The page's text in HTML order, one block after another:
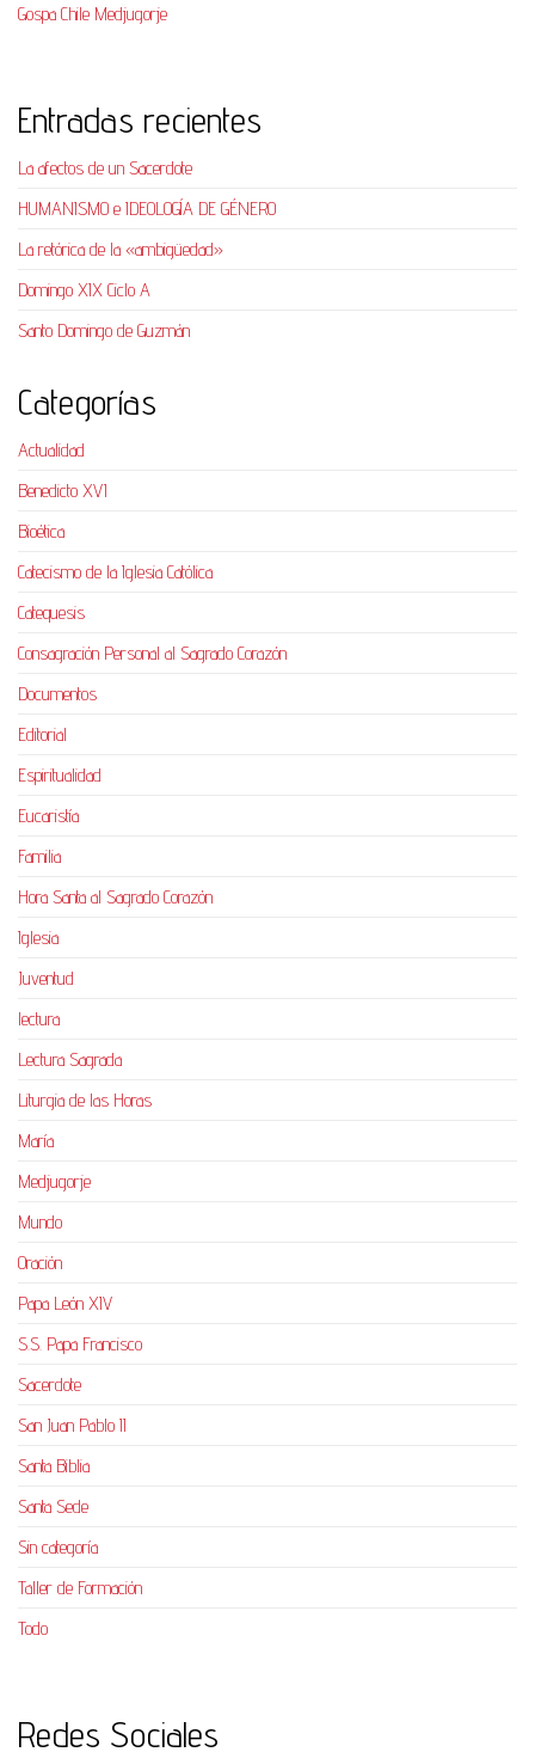
Gospa Chile Medjugorje
Entradas recientes
La afectos de un Sacerdote
HUMANISMO e IDEOLOGÍA DE GÉNERO
La retórica de la «ambigüedad»
Domingo XIX Ciclo A
Santo Domingo de Guzmán
Categorías
Actualidad
Benedicto XVI
Bioética
Catecismo de la Iglesia Católica
Catequesis
Consagración Personal al Sagrado Corazón
Documentos
Editorial
Espiritualidad
Eucaristía
Familia
Hora Santa al Sagrado Corazón
Iglesia
Juventud
lectura
Lectura Sagrada
Liturgia de las Horas
María
Medjugorje
Mundo
Oración
Papa León XIV
S.S. Papa Francisco
Sacerdote
San Juan Pablo II
Santa Biblia
Santa Sede
Sin categoría
Taller de Formación
Todo
Redes Sociales